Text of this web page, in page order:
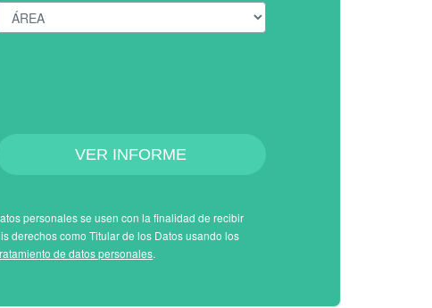
VER INFORME
personales se usen con la finalidad de recibir
derechos como Titular de los Datos usando los
de datos personales.